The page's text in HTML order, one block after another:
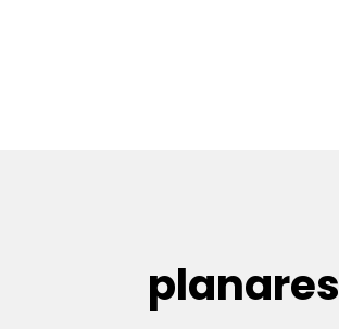
planares